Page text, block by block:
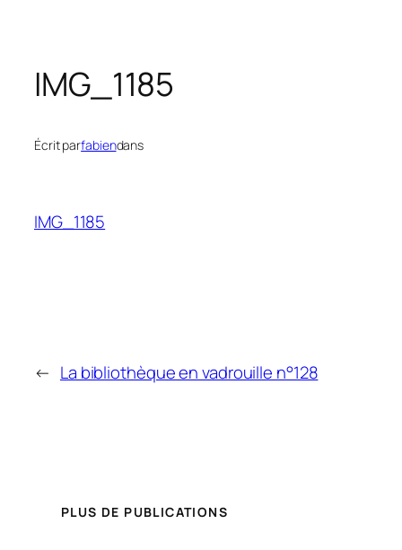
IMG_1185
Écrit parfabiendans
IMG_1185
← La bibliothèque en vadrouille n°128
PLUS DE PUBLICATIONS